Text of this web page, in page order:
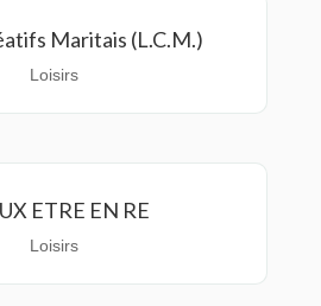
Maritais (L.C.M.)
Loisirs
ETRE EN RE
Loisirs